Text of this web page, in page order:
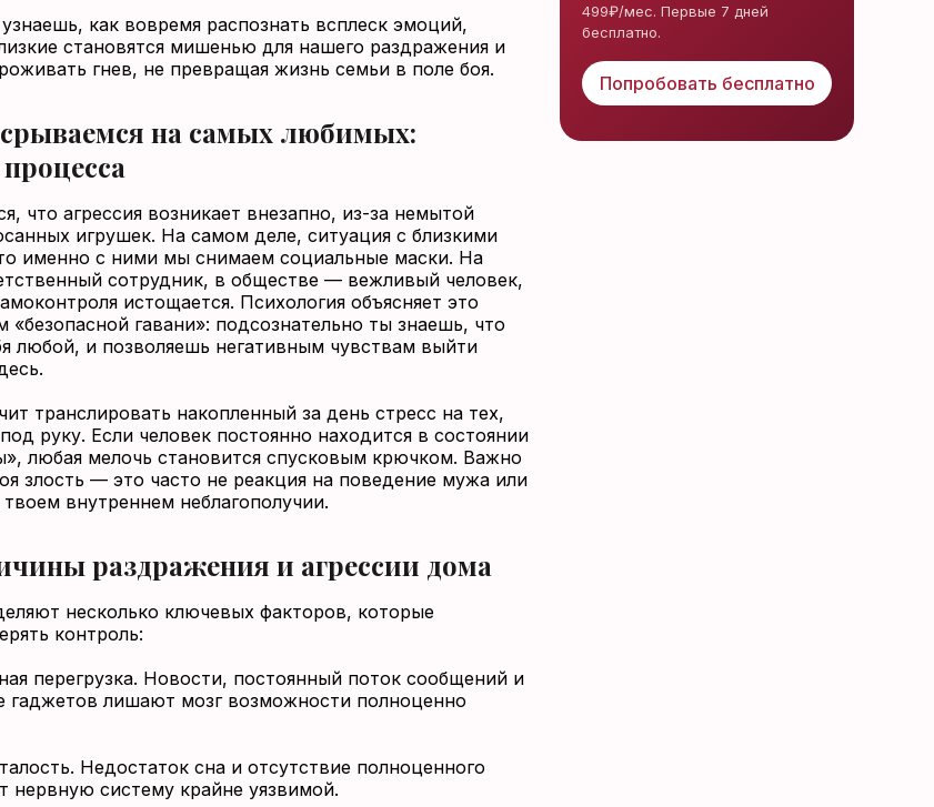
как вовремя распознать всплеск эмоций,
становятся мишенью для нашего раздражения и
гнев, не превращая жизнь семьи в поле боя.
на самых любимых:
что агрессия возникает внезапно, из-за немытой
игрушек. На самом деле, ситуация с близкими
именно с ними мы снимаем социальные маски. На
сотрудник, в обществе — вежливый человек,
истощается. Психология объясняет это
«безопасной гавани»: подсознательно ты знаешь, что
любой, и позволяешь негативным чувствам выйти
транслировать накопленный за день стресс на тех,
руку. Если человек постоянно находится в состоянии
любая мелочь становится спусковым крючком. Важно
злость — это часто не реакция на поведение мужа или
внутреннем неблагополучии.
раздражения и агрессии дома
несколько ключевых факторов, которые
контроль:
перегрузка. Новости, постоянный поток сообщений и
гаджетов лишают мозг возможности полноценно
Недостаток сна и отсутствие полноценного
нервную систему крайне уязвимой.
499₽/мес. Первые 7 дней
бесплатно.
Попробовать бесплатно